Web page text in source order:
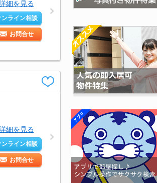
細を見る
ンライン相談
お問合せ
細を見る
ンライン相談
お問合せ